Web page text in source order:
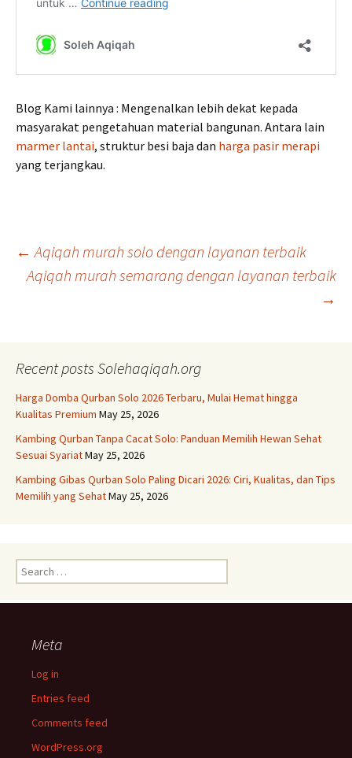
Blog Kami lainnya : Mengenalkan lebih dekat kepada
masyarakat pengetahuan material bangunan. Antara lain
marmer lantai, struktur besi baja dan harga pasir merapi
yang terjangkau.
Post
← Aqiqah murah solo dengan layanan terbaik
Aqiqah murah semarang dengan layanan terbaik
→
Recent posts Solehaqiqah.org
Harga Domba Qurban Solo 2026 Terbaru, Mulai Hemat hingga
Kualitas Premium May 25, 2026
Kambing Qurban Tanpa Cacat Solo: Panduan Memilih Hewan Sehat
Sesuai SyariatMay 25, 2026
Kambing Gibas Qurban Solo Paling Dicari 2026: Ciri, Kualitas, dan Tips
Memilih yang SehatMay 25, 2026
Search
for:
Meta
Log in
Entries feed
Comments feed
WordPress.org